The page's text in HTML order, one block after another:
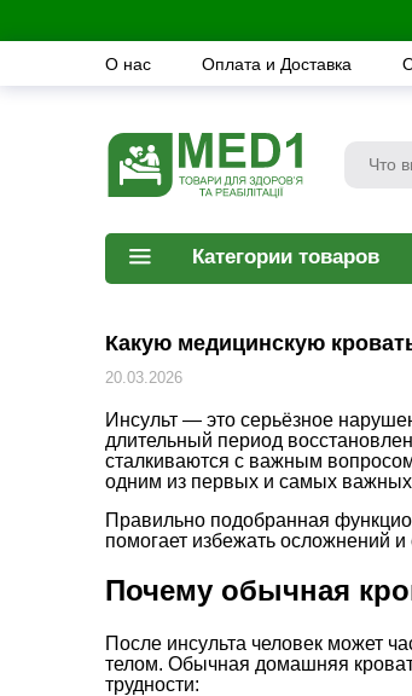
О нас Оплата и Доставка
Категории товаров
Какую медицинскую
20.03.2026
Инсульт — это серьёзное
длительный период
сталкиваются с важным
одним из первых и самых важных
Правильно подобранная
помогает избежать осложнений
Почему обычная
После инсульта человек может
телом. Обычная домашняя
трудности: